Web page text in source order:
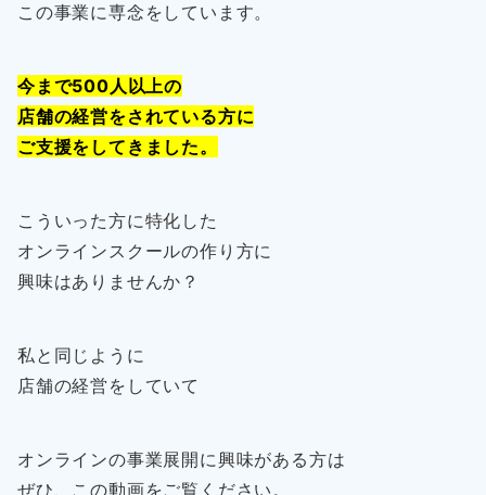
この事業に専念をしています。
今まで500人以上の
店舗の経営をされている方に
ご支援をしてきました。
こういった方に特化した
オンラインスクールの作り方に
興味はありませんか？
私と同じように
店舗の経営をしていて
オンラインの事業展開に興味がある方は
ぜひ、この動画をご覧ください。